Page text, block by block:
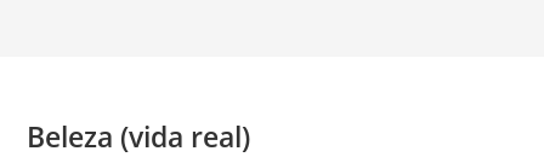
Beleza (vida real)